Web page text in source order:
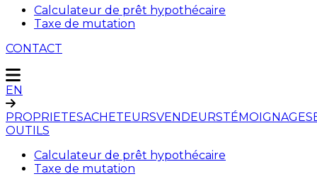
Calculateur de prêt hypothécaire
Taxe de mutation
CONTACT
EN
PROPRIETESACHETEURSVENDEURSTÉMOIGNAGES
OUTILS
Calculateur de prêt hypothécaire
Taxe de mutation